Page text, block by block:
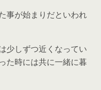
事が始まりだといわれ
少しずつ近くなってい
た時には共に一緒に暮